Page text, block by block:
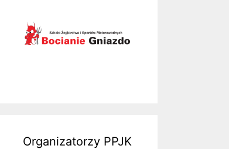
Organizatorzy PPJK